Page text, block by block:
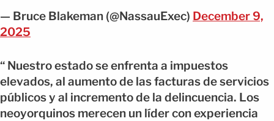
— Bruce Blakeman (@NassauExec) December 9,
2025
“ Nuestro estado se enfrenta a impuestos
elevados, al aumento de las facturas de servicios
públicos y al incremento de la delincuencia. Los
neoyorquinos merecen un líder con experiencia